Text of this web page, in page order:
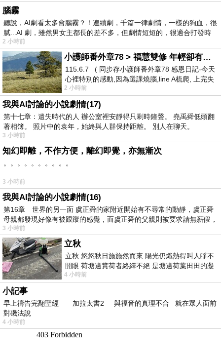
腦霧
聽說，AI劇看太多會腦霧？！連續劇，千篇一律劇情，一樣的狗血，很
膩...AI 劇，雖然男女主都長的差不多，但劇情短短的，很適合打發時
2 小時前
小護師番外章78 > 福慧雙修 年輕卻有個老靈魂 ㄑ金剛經〉podcast
115.6.7 ( 同步存小護師番外章78 感恩日記-今天
心裡特別的感動,因為選課燒腦,line A梳爬, 上完失
智課的她,特來傾
2 小時前
我與AI討論的小說劇情(17)
第十七章：遺失時代的人 辦公室裡安靜得只剩時鐘聲。 堯禹舜低頭翻
著相簿。 照片中的袁年，始終與人群保持距離。 別人在聊天。
3 小時前
知幻即離，不作方便，離幻即覺，亦無漸次
。。。。。。。。。。
3 小時前
我與AI討論的小說劇情(16)
第16章 世界的另一面 虞正舜的家附近開始有不尋常的動靜，虞正舜
母親都發現好像有被跟蹤的感覺，而虞正舜的父親則被要求請無薪假，
3 小時前
立秋
立秋 悠悠秋日施施然而來 陽光仍熾熱得叫人睜不
開眼 荷塘邊賞荷者絡繹不絕 是塘邊荷葉田田的凝
望 風中飄逸的是映日荷花別樣紅
4 小時前
小記事
早上禱告完翻聖經 加拉太書2 與福音的真理不合 就在眾人面前
對磯法說
4 小時前